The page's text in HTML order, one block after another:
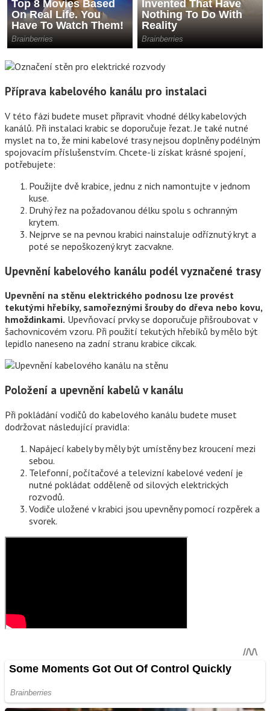
Příprava kabelového kanálu pro instalaci
V této fázi budete muset připravit vhodné délky kabelových
kanálů. Při instalaci krabic se doporučuje řezat. Je také nutné
myslet na to, že mini kabelové trasy nejsou doplněny podélným
spojovacím příslušenstvím. Chcete-li získat krásné spojení,
potřebujete:
Použijte dvě krabice, jednu z nich namontujte v jednom
kuse.
Druhý řez na požadovanou délku spolu s ochranným
krytem.
Nejprve se na pevnou krabici nainstaluje odříznutý kryt a
poté se nepoškozený kryt zacvakne.
Upevnění kabelového kanálu podél vyznačené trasy
Upevnění na stěnu elektrického podnosu lze provést
tekutými hřebíky, samořeznými šrouby do dřeva nebo kovu,
hmoždinkami. Upevňovací prvky se doporučuje přišroubovat v
šachovnicovém vzoru. Při použití tekutých hřebíků by mělo být
lepidlo naneseno na zadní stranu krabice cikcak.
Položení a upevnění kabelů v kanálu
Při pokládání vodičů do kabelového kanálu budete muset
dodržovat následující pravidla:
Napájecí kabely by měly být umístěny bez kroucení mezi
sebou.
Telefonní, počítačové a televizní kabelové vedení je
nutné pokládat odděleně od silových elektrických
rozvodů.
Vodiče uložené v krabici jsou upevněny pomocí rozpěrek a
svorek.